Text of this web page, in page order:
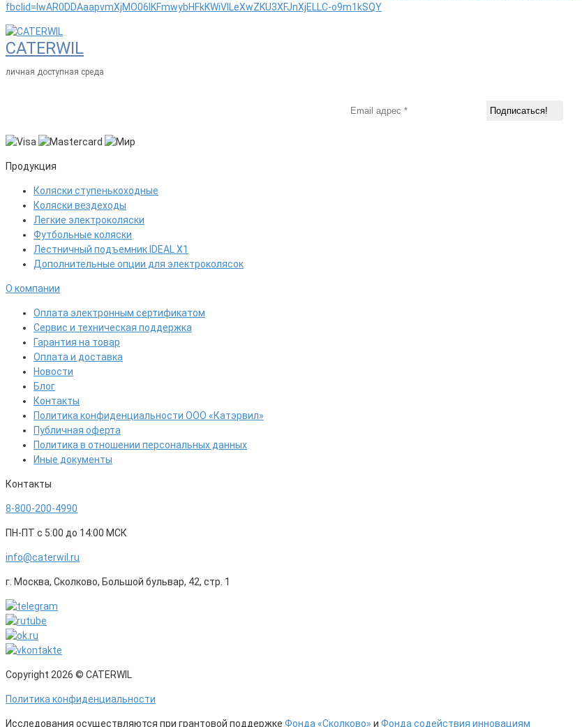
fbclid=IwAR0DDAaapvmXjMO06IKFmwybHFkKWiVILeXwZKU3XFJnXjELLC-o9m1kSQY
CATERWIL
личная доступная среда
Продукция
Коляски ступенькоходные
Коляски вездеходы
Легкие электроколяски
Футбольные коляски
Лестничный подъемник IDEAL X1
Дополнительные опции для электроколясок
О компании
Оплата электронным сертификатом
Сервис и техническая поддержка
Гарантия на товар
Оплата и доставка
Новости
Блог
Контакты
Политика конфиденциальности ООО «Катэрвил»
Публичная оферта
Политика в отношении персональных данных
Иные документы
Контакты
8-800-200-4990
ПН-ПТ с 5:00 до 14:00 МСК
info@caterwil.ru
г. Москва, Сколково, Большой бульвар, 42, стр. 1
Copyright 2026 © CATERWIL
Политика конфиденциальности
Исследования осуществляются при грантовой поддержке Фонда «Сколково» и Фонда содействия инновациям